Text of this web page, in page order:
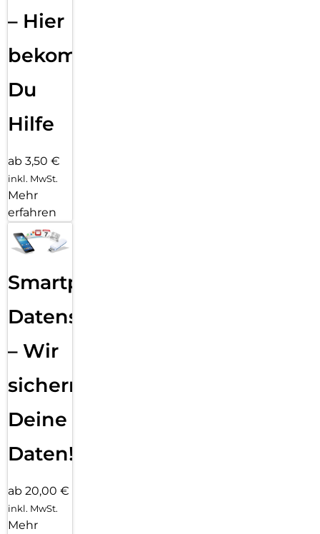
– Hier
bekommst
Du
Hilfe
ab 3,50 €
inkl. MwSt.
Mehr
erfahren
Smartphone
Datensicherung
– Wir
sichern
Deine
Daten!
ab 20,00 €
inkl. MwSt.
Mehr